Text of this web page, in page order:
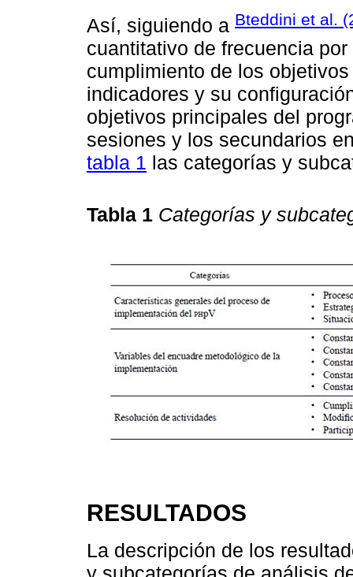
Así, siguiendo a Bteddini et al.
cuantitativo de frecuencia
cumplimiento de los
indicadores y su
objetivos principales del
sesiones y los secundarios
tabla 1 las categorías y
Tabla 1 Categorías y
RESULTADOS
La descripción de los